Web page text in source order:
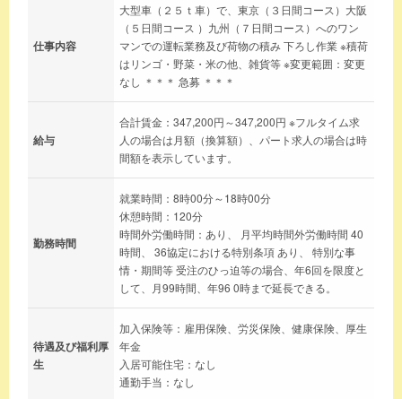
仕事内容
大型車（２５ｔ車）で、東京（３日間コース）大阪
（５日間コース ）九州（７日間コース）へのワン
マンでの運転業務及び荷物の積み 下ろし作業 ※積荷
はリンゴ・野菜・米の他、雑貨等 ※変更範囲：変更
なし ＊＊＊ 急募 ＊＊＊
給与
合計賃金：347,200円～347,200円 ※フルタイム求
人の場合は月額（換算額）、パート求人の場合は時
間額を表示しています。
勤務時間
就業時間：8時00分～18時00分
休憩時間：120分
時間外労働時間：あり、 月平均時間外労働時間 40
時間、 36協定における特別条項 あり、 特別な事
情・期間等 受注のひっ迫等の場合、年6回を限度と
して、月99時間、年96 0時まで延長できる。
待遇及び福利厚
生
加入保険等：雇用保険、労災保険、健康保険、厚生
年金
入居可能住宅：なし
通勤手当：なし